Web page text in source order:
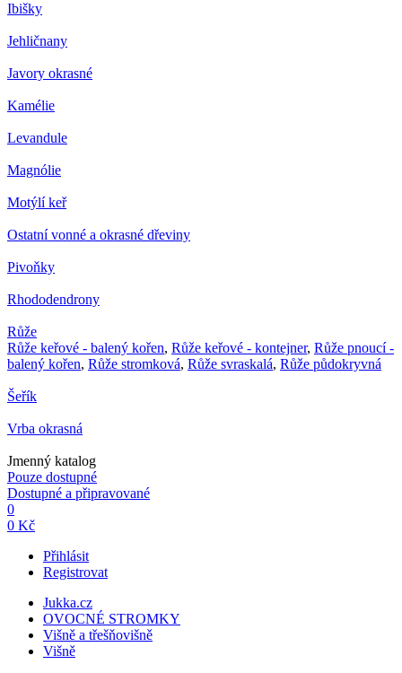
Ibišky
Jehličnany
Javory okrasné
Kamélie
Levandule
Magnólie
Motýlí keř
Ostatní vonné a okrasné dřeviny
Pivoňky
Rhododendrony
Růže
Růže keřové - balený kořen, Růže keřové - kontejner, Růže pnoucí -
balený kořen, Růže stromková, Růže svraskalá, Růže půdokryvná
Šeřík
Vrba okrasná
Jmenný katalog
Pouze dostupné
Dostupné a připravované
0
0 Kč
Přihlásit
Registrovat
Jukka.cz
OVOCNÉ STROMKY
Višně a třešňovišně
Višně